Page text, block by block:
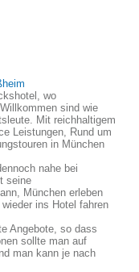
wo
sind wie
Mit reichhaltigem
Leistungen, Rund um
in München
nahe bei
seine
München erleben
ins Hotel fahren
Angebote, so dass
sollte man auf
man kann je nach